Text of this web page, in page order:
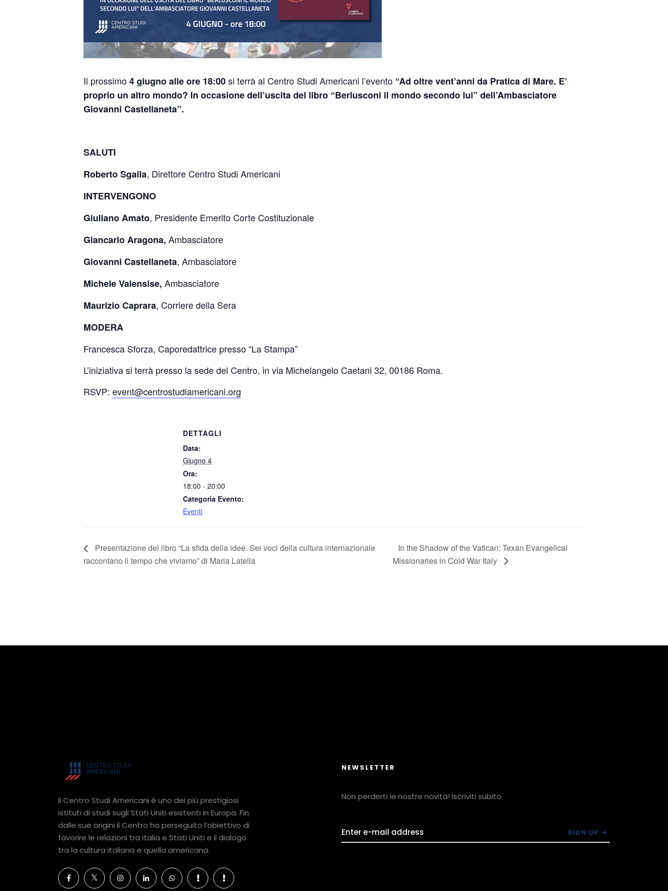
Il prossimo4 giugno alle ore 18:00si terrà al Centro Studi Americani l’evento “Ad oltre vent’anni da Pratica di Mare. E’
proprio un altro mondo? In occasione dell’uscita del libro “Berlusconi il mondo secondo lui” dell’Ambasciatore
Giovanni Castellaneta”.
SALUTI
Roberto Sgalla, Direttore Centro Studi Americani
INTERVENGONO
Giuliano Amato, Presidente Emerito Corte Costituzionale
Giancarlo Aragona, Ambasciatore
Giovanni Castellaneta, Ambasciatore
Michele Valensise, Ambasciatore
Maurizio Caprara, Corriere della Sera
MODERA
Francesca Sforza, Caporedattrice presso “La Stampa”
L’iniziativa si terrà presso la sede del Centro, in via Michelangelo Caetani 32, 00186 Roma.
RSVP: event@centrostudiamericani.org
DETTAGLI
Data:
Giugno 4
Ora:
18:00 - 20:00
Categoria Evento:
Eventi
Presentazione del libro “La sfida della idee. Sei voci della cultura internazionale
raccontano il tempo che viviamo” di Maria Latella
In the Shadow of the Vatican: Texan Evangelical
Missionaries in Cold War Italy
Il Centro Studi Americani è uno dei più prestigiosi
istituti di studi sugli Stati Uniti esistenti in Europa. Fin
dalle sue origini il Centro ha perseguito l’obiettivo di
favorire le relazioni tra Italia e Stati Uniti e il dialogo
tra la cultura italiana e quella americana.
NEWSLETTER
Non perderti le nostre novità! Iscriviti subito